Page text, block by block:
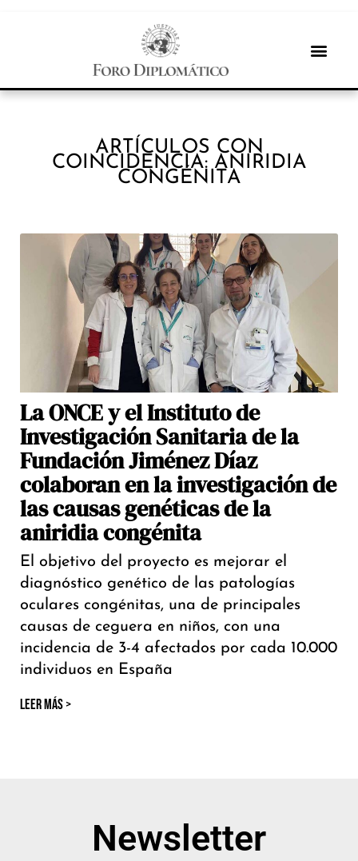
ARTÍCULOS CON
COINCIDENCIA: ANIRIDIA
CONGÉNITA
La ONCE y el Instituto de
Investigación Sanitaria de la
Fundación Jiménez Díaz
colaboran en la investigación de
las causas genéticas de la
aniridia congénita
El objetivo del proyecto es mejorar el
diagnóstico genético de las patologías
oculares congénitas, una de principales
causas de ceguera en niños, con una
incidencia de 3-4 afectados por cada 10.000
individuos en España
LEER MÁS >
Newsletter